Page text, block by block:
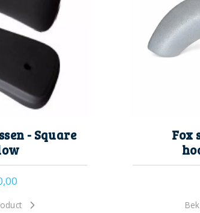
- Square
Fox